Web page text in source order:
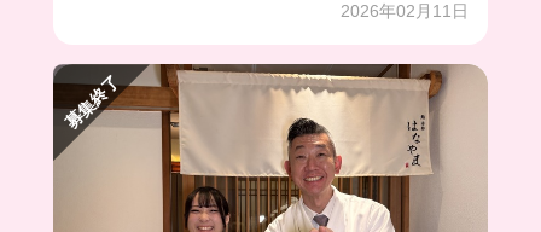
この日のまかないでは西京焼き定食をいただいた
った！ちなみに、系列のイタリアンのシェフが来
てくれてパスタを食べることもあるみたい🌟
みんな優しい上に、高級店らしいしっかりとした
サービスが身につくから飲食経験者さんにも超お
すすめのバ先だよ〜💗
2026年02月11日
募集終了